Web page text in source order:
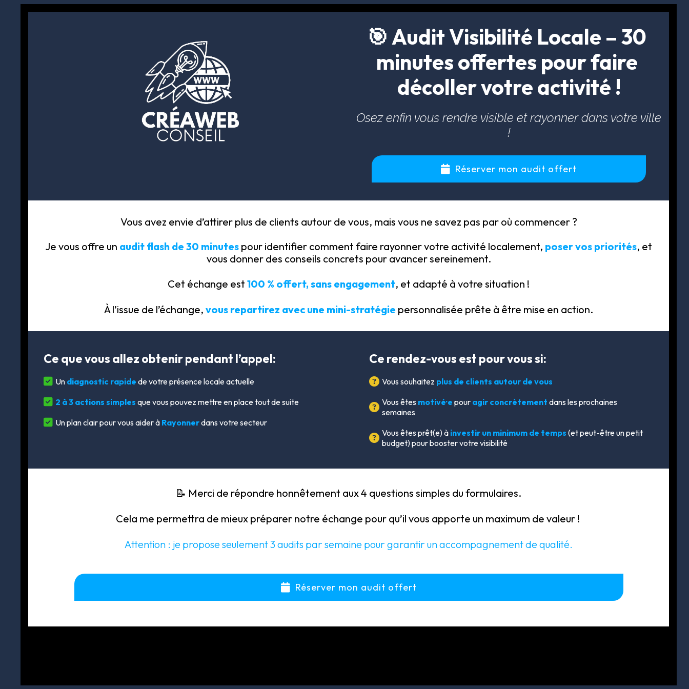
🎯 Audit Visibilité Locale – 30
minutes offertes pour faire
décoller votre activité !
Osez enfin vous rendre visible et rayonner dans votre ville
!
Réserver mon audit offert
Vous avez envie d’attirer plus de clients autour de vous, mais vous ne savez pas par où commencer ?
Je vous offre un audit flash de 30 minutes pour identifier comment faire rayonner votre activité localement, poser vos priorités, et
vous donner des conseils concrets pour avancer sereinement.
Cet échange est 100 % offert, sans engagement, et adapté à votre situation !
À l’issue de l’échange, vous repartirez avec une mini-stratégie personnalisée prête à être mise en action.
Ce que vous allez obtenir pendant l’appel:
Un diagnostic rapide de votre présence locale actuelle
2 à 3 actions simples que vous pouvez mettre en place tout de suite
Un plan clair pour vous aider à Rayonnerdans votre secteur
Ce rendez-vous est pour vous si:
Vous souhaitez plus de clients autour de vous
Vous êtes motivé·e pour agir concrètement dans les prochaines
semaines
Vous êtes prêt(e) à investir un minimum de temps (et peut-être un petit
budget) pour booster votre visibilité
📝 Merci de répondre honnêtement aux 4 questions simples du formulaires.
Cela me permettra de mieux préparer notre échange pour qu’il vous apporte un maximum de valeur !
Attention : je propose seulement 3 audits par semaine pour garantir un accompagnement de qualité.
Réserver mon audit offert